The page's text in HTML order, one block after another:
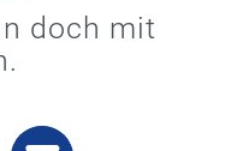
doch mit